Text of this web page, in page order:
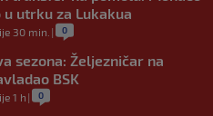
utrku za Lukakua
30 min. | 0
sezona: Željezničar na
BSK
1 h | 0